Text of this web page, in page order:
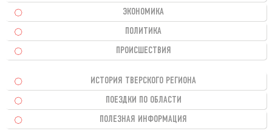
ЭКОНОМИКА
ПОЛИТИКА
ПРОИСШЕСТВИЯ
ИСТОРИЯ ТВЕРСКОГО РЕГИОНА
ПОЕЗДКИ ПО ОБЛАСТИ
ПОЛЕЗНАЯ ИНФОРМАЦИЯ